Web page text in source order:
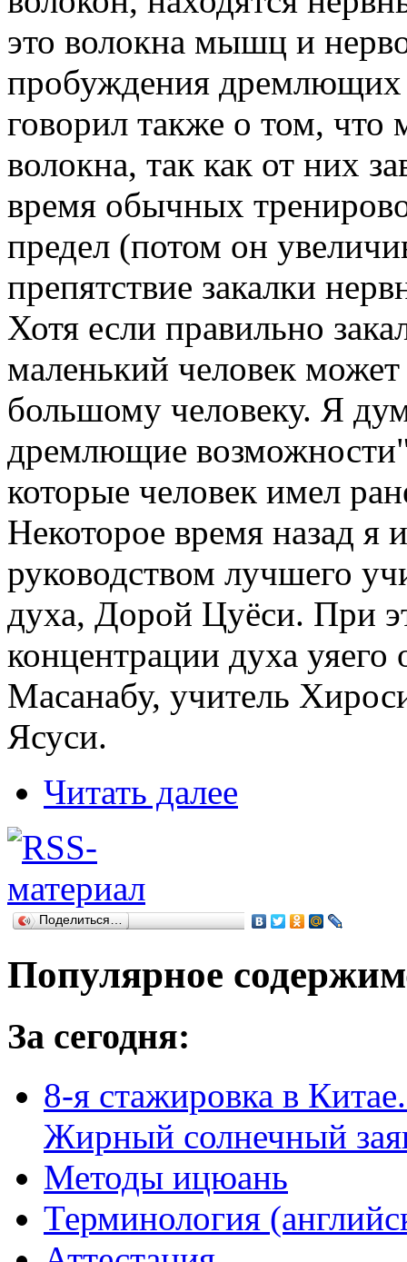
это волокна мышц и
пробуждения дремлющих
говорил также о том, что
волокна, так как от них
время обычных
предел (потом он
препятствие закалки
Хотя если правильно
маленький человек
большому человеку. Я
дремлющие
которые человек имел
Некоторое время назад я
руководством лучшего
духа, Дорой Цуёси. При
концентрации духа
Масанабу, учитель
Ясуси.
Читать далее
Поделиться…
Популярное
За сегодня:
8-я стажировка в
Жирный солнечный
Методы ицюань
Терминология